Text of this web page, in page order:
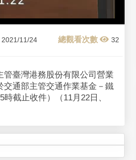
2021/11/24 32
臺灣港務股份有限公司營業
交通部主管交通作業基金－鐵
截止收件）（11月22日、